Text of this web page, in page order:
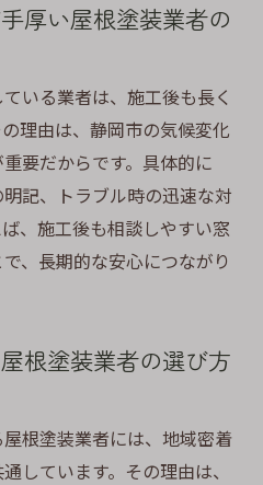
厚い屋根塗装業者の
いる業者は、施工後も長く
理由は、静岡市の気候変化
要だからです。具体的に
記、トラブル時の迅速な対
、施工後も相談しやすい窓
、長期的な安心につながり
根塗装業者の選び方
根塗装業者には、地域密着
しています。その理由は、